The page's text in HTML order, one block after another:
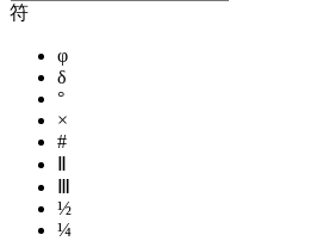
符
φ
δ
°
×
#
½
¼